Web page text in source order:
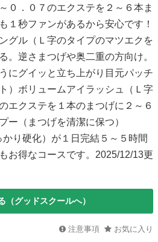
０．０７のエクステを２～６本ま
１秒ファンがあるから安心です！
グル（Ｌ字のタイプのマツエクを
。逆さまつげや奥二重の方向け。
にグイッと立ち上がり目元パッチ
）ボリュームアイラッシュ（Ｌ字
エクステを１本のまつげに２～６
（まつげを清潔に保つ）
り硬化）が１日完結５～５時間
お得なコースです。2025/12/13更
（グッドスクールへ）
注意事項 お気に入り